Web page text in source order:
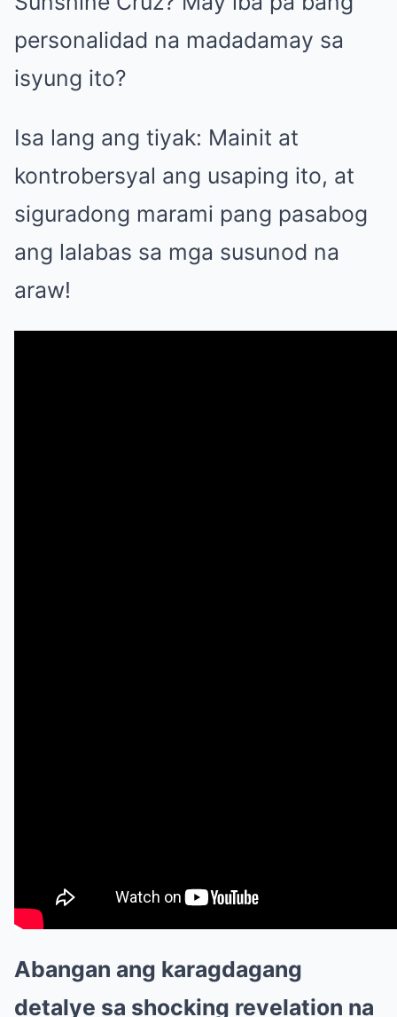
personalidad na madadamay sa
isyung ito?
Isa lang ang tiyak: Mainit at
kontrobersyal ang usaping ito, at
siguradong marami pang pasabog
ang lalabas sa mga susunod na
araw!
Abangan ang karagdagang
detalye sa shocking revelation na